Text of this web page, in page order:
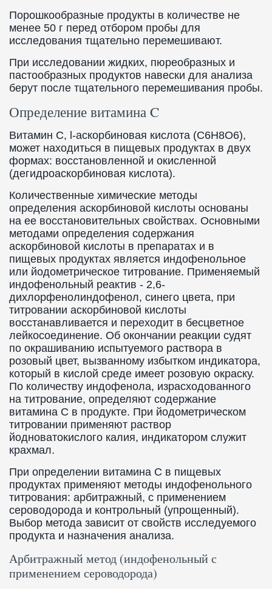
Порошкообразные продукты в количестве не
менее 50 г перед отбором пробы для
исследования тщательно перемешивают.
При исследовании жидких, пюреобразных и
пастообразных продуктов навески для анализа
берут после тщательного перемешивания пробы.
Определение витамина C
Витамин C, l-аскорбиновая кислота (С6Н8O6),
может находиться в пищевых продуктах в двух
формах: восстановленной и окисленной
(дегидроаскорбиновая кислота).
Количественные химические методы
определения аскорбиновой кислоты основаны
на ее восстановительных свойствах. Основными
методами определения содержания
аскорбиновой кислоты в препаратах и в
пищевых продуктах является индофенольное
или йодометрическое титрование. Применяемый
индофенольный реактив - 2,6-
дихлорфенолиндофенол, синего цвета, при
титровании аскорбиновой кислоты
восстанавливается и переходит в бесцветное
лейкосоединение. Об окончании реакции судят
по окрашиванию испытуемого раствора в
розовый цвет, вызванному избытком индикатора,
который в кислой среде имеет розовую окраску.
По количеству индофенола, израсходованного
на титрование, определяют содержание
витамина С в продукте. При йодометрическом
титровании применяют раствор
йодноватокислого калия, индикатором служит
крахмал.
При определении витамина C в пищевых
продуктах применяют методы индофенольного
титрования: арбитражный, с применением
сероводорода и контрольный (упрощенный).
Выбор метода зависит от свойств исследуемого
продукта и назначения анализа.
Арбитражный метод (индофенольный с
применением сероводорода)